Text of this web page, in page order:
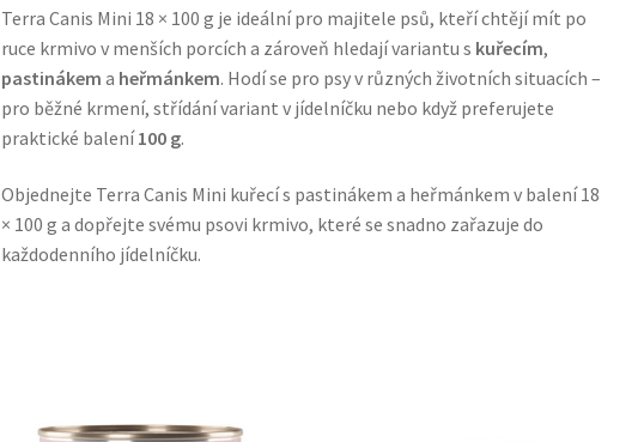
Terra Canis Mini 18 × 100 g je ideální pro majitele psů, kteří chtějí mít po
ruce krmivo v menších porcích a zároveň hledají variantu s kuřecím,
pastinákem a heřmánkem. Hodí se pro psy v různých životních situacích –
pro běžné krmení, střídání variant v jídelníčku nebo když preferujete
praktické balení100 g.
Objednejte Terra Canis Mini kuřecí s pastinákem a heřmánkem v balení 18
× 100 g a dopřejte svému psovi krmivo, které se snadno zařazuje do
každodenního jídelníčku.